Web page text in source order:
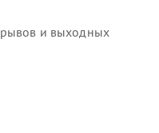
и выходных